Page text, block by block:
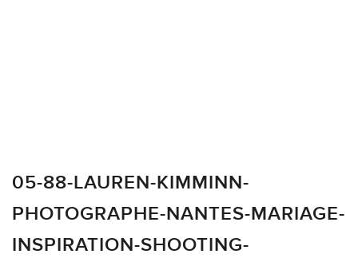
05-88-LAUREN-KIMMINN-
PHOTOGRAPHE-NANTES-MARIAGE-
INSPIRATION-SHOOTING-